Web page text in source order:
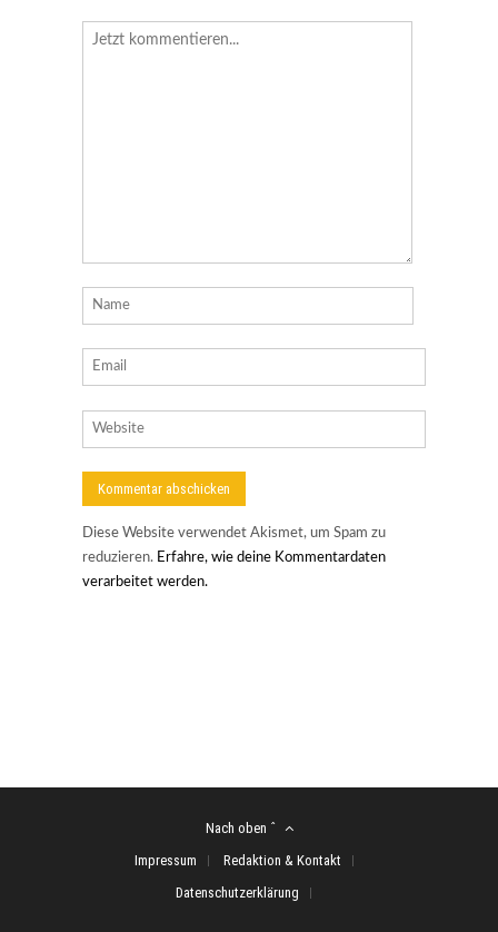
Diese Website verwendet Akismet, um Spam zu
reduzieren. Erfahre, wie deine Kommentardaten
verarbeitet werden.
Nach oben ˆ
Impressum
Redaktion & Kontakt
Datenschutzerklärung